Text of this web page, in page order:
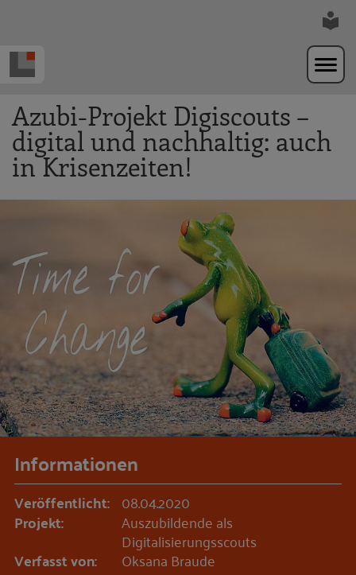
Azubi-Projekt Digiscouts –
digital und nachhaltig: auch
in Krisenzeiten!
Informationen
Veröffentlicht: 08.04.2020
Projekt: Auszubildende als
Digitalisierungsscouts
Verfasst von: Oksana Braude